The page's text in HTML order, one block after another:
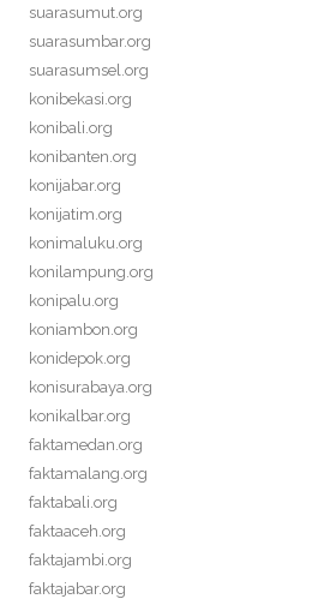
suarasumut.org
suarasumbar.org
suarasumsel.org
konibekasi.org
konibali.org
konibanten.org
konijabar.org
konijatim.org
konimaluku.org
konilampung.org
konipalu.org
koniambon.org
konidepok.org
konisurabaya.org
konikalbar.org
faktamedan.org
faktamalang.org
faktabali.org
faktaaceh.org
faktajambi.org
faktajabar.org